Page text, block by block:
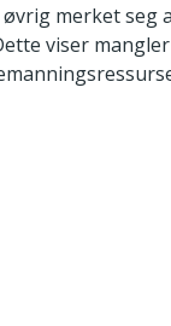
merket
viser